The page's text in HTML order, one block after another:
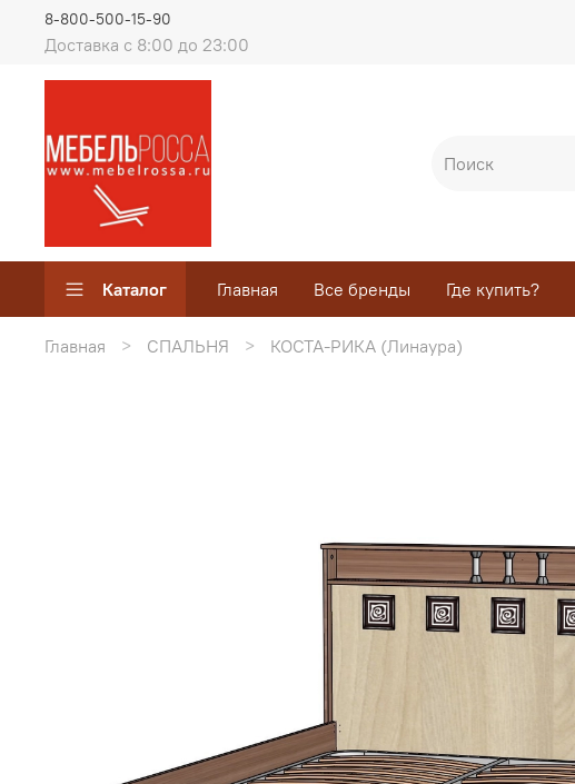
Доставка с 8:00 до 23:00
8-800-500-15-90
Каталог Главная Все бренды Где купить?
Главная СПАЛЬНЯ КОСТА-РИКА (Линаура)